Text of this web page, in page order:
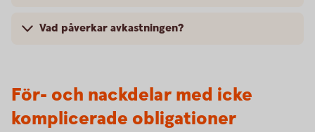
Vad påverkar avkastningen?
För- och nackdelar med icke
komplicerade obligationer